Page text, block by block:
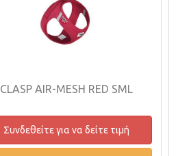
CLASP AIR-MESH RED SML
Συνδεθείτε για να δείτε τιμή